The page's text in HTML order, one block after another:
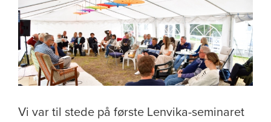
Hanssen-
huset
som
modell
for
småsamfunn
Vi var til stede på første Lenvika-seminaret